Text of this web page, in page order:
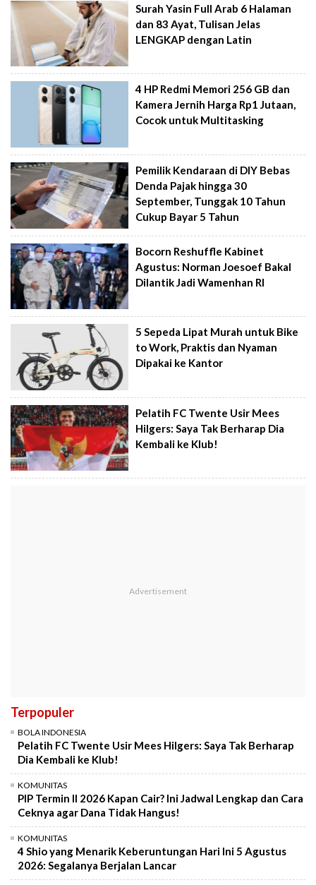
Surah Yasin Full Arab 6 Halaman
dan 83 Ayat, Tulisan Jelas
LENGKAP dengan Latin
4 HP Redmi Memori 256 GB dan
Kamera Jernih Harga Rp1 Jutaan,
Cocok untuk Multitasking
Pemilik Kendaraan di DIY Bebas
Denda Pajak hingga 30
September, Tunggak 10 Tahun
Cukup Bayar 5 Tahun
Bocorn Reshuffle Kabinet
Agustus: Norman Joesoef Bakal
Dilantik Jadi Wamenhan RI
5 Sepeda Lipat Murah untuk Bike
to Work, Praktis dan Nyaman
Dipakai ke Kantor
Pelatih FC Twente Usir Mees
Hilgers: Saya Tak Berharap Dia
Kembali ke Klub!
Terpopuler
BOLA INDONESIA
Pelatih FC Twente Usir Mees Hilgers: Saya Tak Berharap
Dia Kembali ke Klub!
KOMUNITAS
PIP Termin II 2026 Kapan Cair? Ini Jadwal Lengkap dan Cara
Ceknya agar Dana Tidak Hangus!
KOMUNITAS
4 Shio yang Menarik Keberuntungan Hari Ini 5 Agustus
2026: Segalanya Berjalan Lancar